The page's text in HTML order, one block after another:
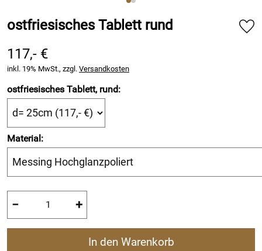
ostfriesisches Tablett rund
117,- €
inkl. 19% MwSt., zzgl. Versandkosten
ostfriesisches Tablett, rund:
Material:
− +
In den Warenkorb